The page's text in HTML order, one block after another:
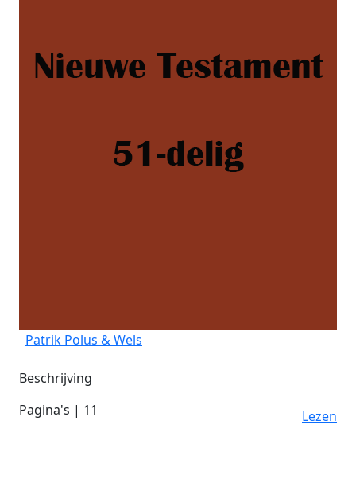
Patrik Polus & Wels
Beschrijving
Pagina's | 11
Lezen